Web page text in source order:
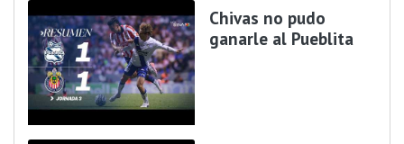
Chivas no pudo
ganarle al Pueblita